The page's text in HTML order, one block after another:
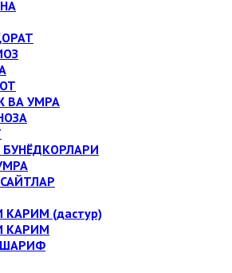
ВА УМРА
(дастур)
КАРИМ